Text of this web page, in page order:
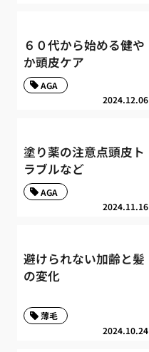
６０代から始める健や
か頭皮ケア
2024.12.06
AGA
塗り薬の注意点頭皮ト
ラブルなど
2024.11.16
AGA
避けられない加齢と髪
の変化
2024.10.24
薄毛